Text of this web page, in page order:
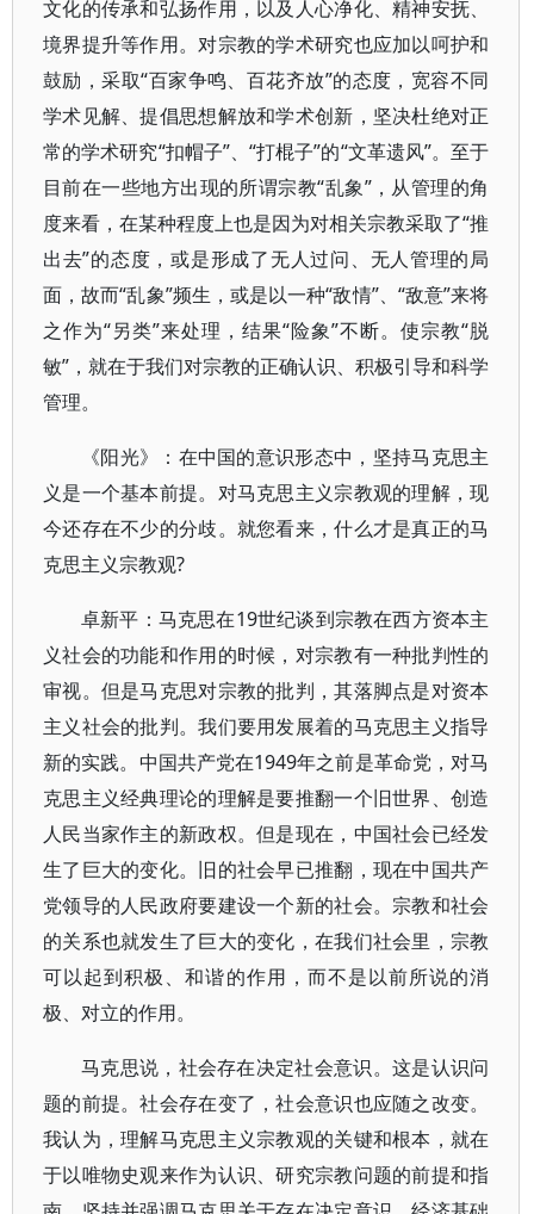
文化的传承和弘扬作用，以及人心净化、精神安抚、
境界提升等作用。对宗教的学术研究也应加以呵护和
鼓励，采取“百家争鸣、百花齐放”的态度，宽容不同
学术见解、提倡思想解放和学术创新，坚决杜绝对正
常的学术研究“扣帽子”、“打棍子”的“文革遗风”。至于
目前在一些地方出现的所谓宗教“乱象”，从管理的角
度来看，在某种程度上也是因为对相关宗教采取了“推
出去”的态度，或是形成了无人过问、无人管理的局
面，故而“乱象”频生，或是以一种“敌情”、“敌意”来将
之作为“另类”来处理，结果“险象”不断。使宗教“脱
敏”，就在于我们对宗教的正确认识、积极引导和科学
管理。
《阳光》：在中国的意识形态中，坚持马克思主
义是一个基本前提。对马克思主义宗教观的理解，现
今还存在不少的分歧。就您看来，什么才是真正的马
克思主义宗教观?
卓新平：马克思在19世纪谈到宗教在西方资本主
义社会的功能和作用的时候，对宗教有一种批判性的
审视。但是马克思对宗教的批判，其落脚点是对资本
主义社会的批判。我们要用发展着的马克思主义指导
新的实践。中国共产党在1949年之前是革命党，对马
克思主义经典理论的理解是要推翻一个旧世界、创造
人民当家作主的新政权。但是现在，中国社会已经发
生了巨大的变化。旧的社会早已推翻，现在中国共产
党领导的人民政府要建设一个新的社会。宗教和社会
的关系也就发生了巨大的变化，在我们社会里，宗教
可以起到积极、和谐的作用，而不是以前所说的消
极、对立的作用。
马克思说，社会存在决定社会意识。这是认识问
题的前提。社会存在变了，社会意识也应随之改变。
我认为，理解马克思主义宗教观的关键和根本，就在
于以唯物史观来作为认识、研究宗教问题的前提和指